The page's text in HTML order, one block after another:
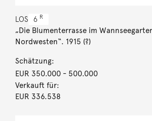
LOS 6 R
„Die Blumenterrasse im
Nordwesten“. 1915 (?)
Schätzung:
EUR 350.000- 500.000
Verkauft für:
EUR 336.538